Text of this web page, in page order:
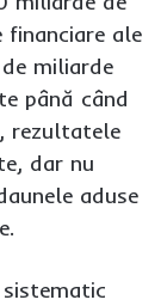
financiare ale
miliarde
până când
rezultatele
dar nu
aduse